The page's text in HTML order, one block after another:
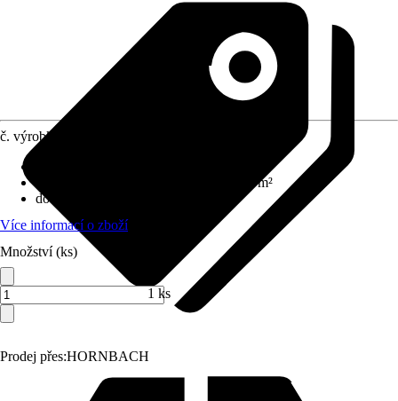
Prodej přes:HORNBACH
č. výrobku
Pro bazény do: do 80 m²
doba
Více informací o zboží
Množství (ks)
1 ks